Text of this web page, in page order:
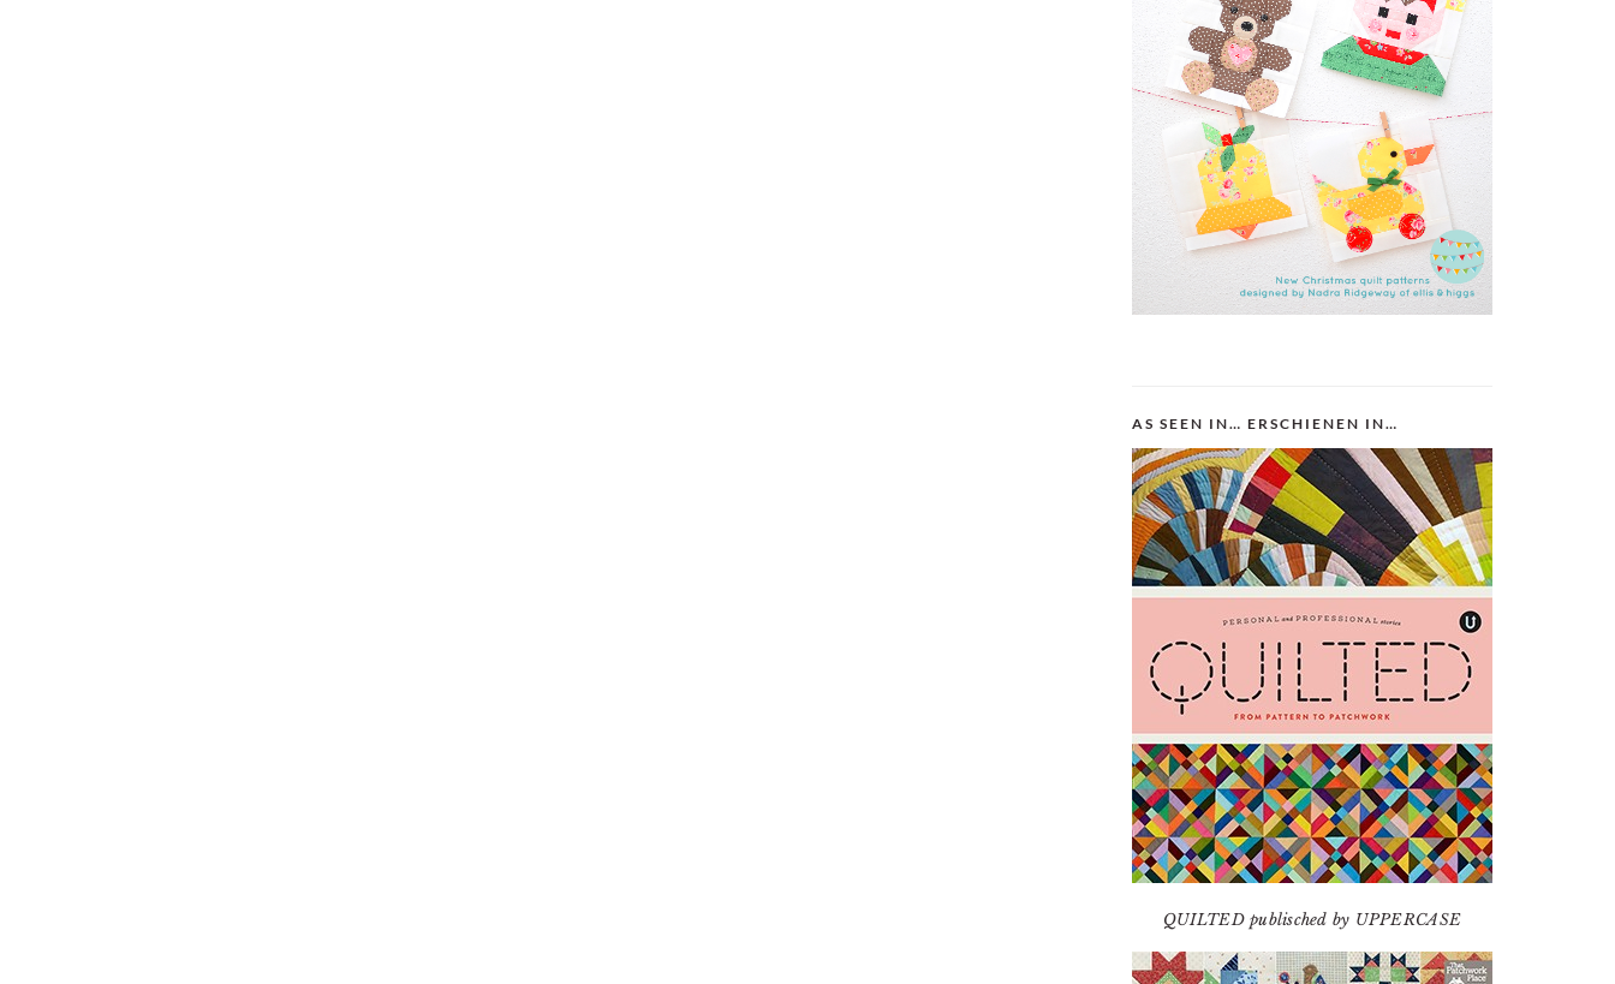
AS SEEN IN… ERSCHIENEN IN…
QUILTED publisched by UPPERCASE